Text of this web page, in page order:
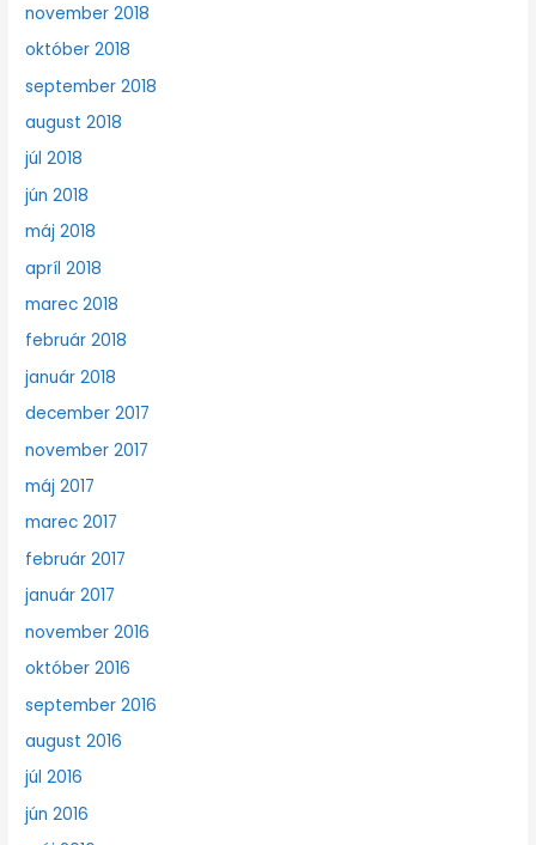
november 2018
október 2018
september 2018
august 2018
júl 2018
jún 2018
máj 2018
apríl 2018
marec 2018
február 2018
január 2018
december 2017
november 2017
máj 2017
marec 2017
február 2017
január 2017
november 2016
október 2016
september 2016
august 2016
júl 2016
jún 2016